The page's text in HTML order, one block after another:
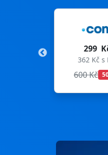
299 Kč
362 Kč s DPH